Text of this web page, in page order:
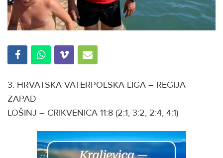
3. HRVATSKA VATERPOLSKA LIGA – REGIJA
ZAPAD
LOŠINJ – CRIKVENICA 11:8 (2:1, 3:2, 2:4, 4:1)